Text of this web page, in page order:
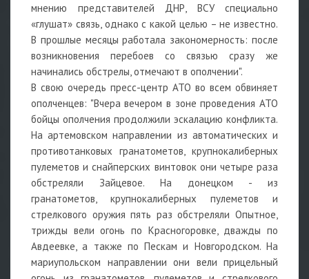
мнению представителей ДНР, ВСУ специально
«глушат» связь, однако с какой целью – не известно.
В прошлые месяцы работала закономерность: после
возникновения перебоев со связью сразу же
начинались обстрелы, отмечают в ополчении".
В свою очередь пресс-центр АТО во всем обвиняет
ополченцев: "Вчера вечером в зоне проведения АТО
бойцы ополчения продолжили эскалацию конфликта.
На артемовском направлении из автоматических и
противотанковых гранатометов, крупнокалиберных
пулеметов и снайперских винтовок они четыре раза
обстреляли Зайцевое. На донецком - из
гранатометов, крупнокалиберных пулеметов и
стрелкового оружия пять раз обстреляли Опытное,
трижды вели огонь по Красногоровке, дважды по
Авдеевке, а также по Пескам и Новгородском. На
мариупольском направлении они вели прицельный